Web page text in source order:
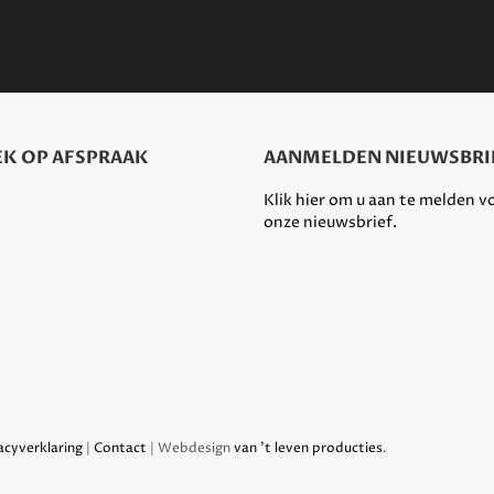
OP AFSPRAAK AANMELDEN
Klik hier om u aan te melden
onze nieuwsbrief.
| Contact | Webdesignvan 't leven producties.